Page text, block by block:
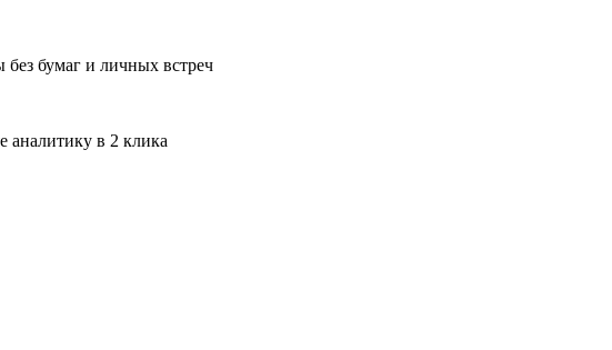
бумаг и личных встреч
аналитику в 2 клика